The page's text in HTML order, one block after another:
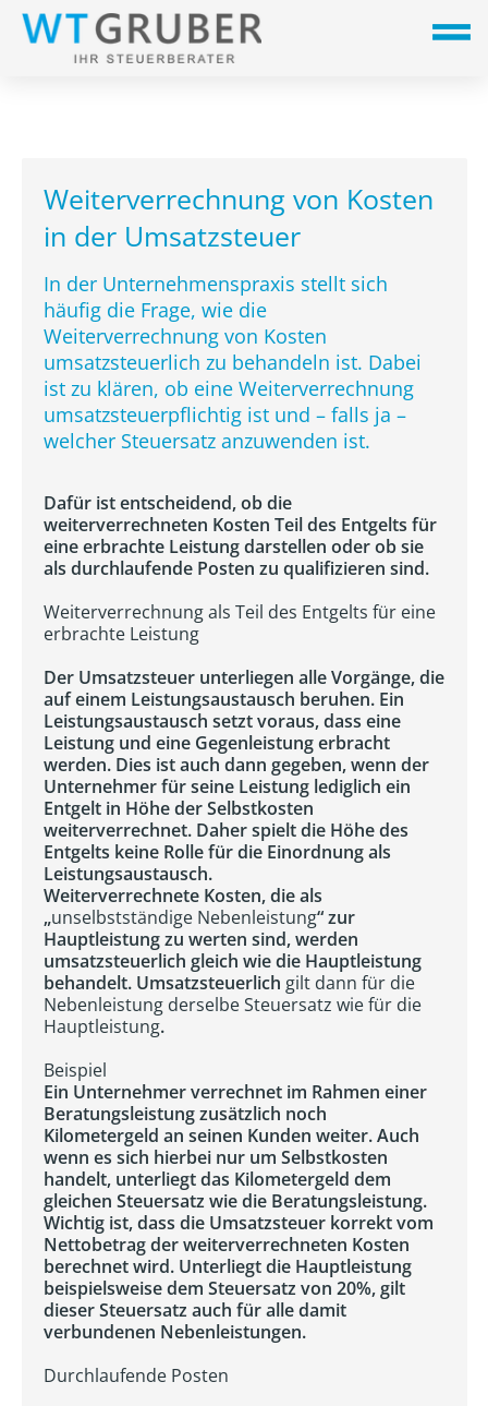
Weiterverrechnung von Kosten
in der Umsatzsteuer
In der Unternehmenspraxis stellt sich
häufig die Frage, wie die
Weiterverrechnung von Kosten
umsatzsteuerlich zu behandeln ist. Dabei
ist zu klären, ob eine Weiterverrechnung
umsatzsteuerpflichtig ist und – falls ja –
welcher Steuersatz anzuwenden ist.
Dafür ist entscheidend, ob die
weiterverrechneten Kosten Teil des Entgelts für
eine erbrachte Leistung darstellen oder ob sie
als durchlaufende Posten zu qualifizieren sind.
Weiterverrechnung als Teil des Entgelts für eine
erbrachte Leistung
Der Umsatzsteuer unterliegen alle Vorgänge, die
auf einem Leistungsaustausch beruhen. Ein
Leistungsaustausch setzt voraus, dass eine
Leistung und eine Gegenleistung erbracht
werden. Dies ist auch dann gegeben, wenn der
Unternehmer für seine Leistung lediglich ein
Entgelt in Höhe der Selbstkosten
weiterverrechnet. Daher spielt die Höhe des
Entgelts keine Rolle für die Einordnung als
Leistungsaustausch.
Weiterverrechnete Kosten, die als
„unselbstständige Nebenleistung“ zur
Hauptleistung zu werten sind, werden
umsatzsteuerlich gleich wie die Hauptleistung
behandelt. Umsatzsteuerlich gilt dann für die
Nebenleistung derselbe Steuersatz wie für die
Hauptleistung.
Beispiel
Ein Unternehmer verrechnet im Rahmen einer
Beratungsleistung zusätzlich noch
Kilometergeld an seinen Kunden weiter. Auch
wenn es sich hierbei nur um Selbstkosten
handelt, unterliegt das Kilometergeld dem
gleichen Steuersatz wie die Beratungsleistung.
Wichtig ist, dass die Umsatzsteuer korrekt vom
Nettobetrag der weiterverrechneten Kosten
berechnet wird. Unterliegt die Hauptleistung
beispielsweise dem Steuersatz von 20%, gilt
dieser Steuersatz auch für alle damit
verbundenen Nebenleistungen.
Durchlaufende Posten